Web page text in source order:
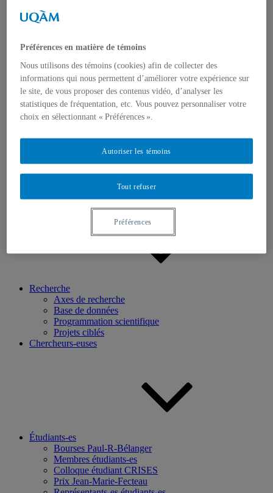
Bourses et prix
Communiqués
Distinctions
Activités
Événements à venir
Archives et bilans
Colloque international CRISES
Perspectives et dialogue
Recherche
Axes de recherche
Base de données
Programmation scientifique
Projets ciblés
Chercheurs-euses
Étudiants-es
Bourses Paul-R-Bélanger
Membres étudiants-es
Colloque étudiant CRISES
Prix Jean-Marie-Fecteau
Préférences en matière de témoins
Nous utilisons des témoins (cookies) afin de collecter des
informations qui nous permettent d’améliorer votre expérience sur
le site, de vous proposer des contenus vidéo, d’analyser les
statistiques de fréquentation, etc. Vous pouvez personnaliser votre
choix en sélectionnant « Préférences ».
Tout refuser
Autoriser les témoins
Préférences